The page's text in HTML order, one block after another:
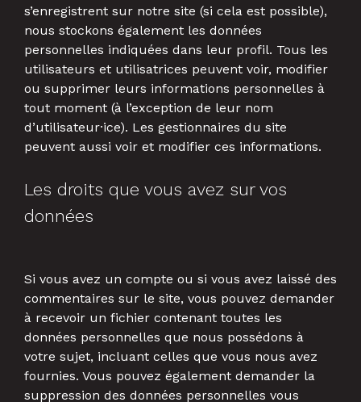
s’enregistrent sur notre site (si cela est possible),
nous stockons également les données
personnelles indiquées dans leur profil. Tous les
utilisateurs et utilisatrices peuvent voir, modifier
ou supprimer leurs informations personnelles à
tout moment (à l’exception de leur nom
d’utilisateur·ice). Les gestionnaires du site
peuvent aussi voir et modifier ces informations.
Les droits que vous avez sur vos
données
Si vous avez un compte ou si vous avez laissé des
commentaires sur le site, vous pouvez demander
à recevoir un fichier contenant toutes les
données personnelles que nous possédons à
votre sujet, incluant celles que vous nous avez
fournies. Vous pouvez également demander la
suppression des données personnelles vous